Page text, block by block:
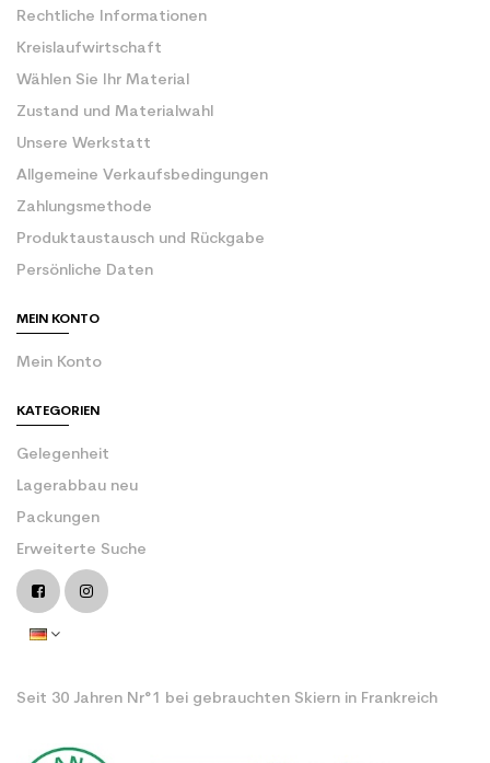
Rechtliche Informationen
Kreislaufwirtschaft
Wählen Sie Ihr Material
Zustand und Materialwahl
Unsere Werkstatt
Allgemeine Verkaufsbedingungen
Zahlungsmethode
Produktaustausch und Rückgabe
Persönliche Daten
MEIN KONTO
Mein Konto
KATEGORIEN
Gelegenheit
Lagerabbau neu
Packungen
Erweiterte Suche
Seit 30 Jahren Nr°1 bei gebrauchten Skiern in Frankreich